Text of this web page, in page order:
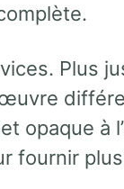
Plus
opaque à
fournir